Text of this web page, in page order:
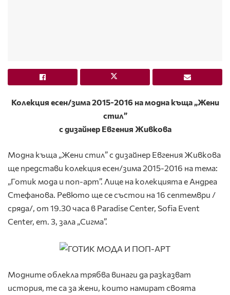
Колекция есен/зима 2015-2016 на модна къща „Жени
стил”
с дизайнер Евгения Живкова
Модна къща „Жени стил” с дизайнер Евгения Живкова
ще представи колекция есен/зима 2015-2016 на тема:
„Готик мода и поп-арт”. Лице на колекцията е Андреа
Стефанова. Ревюто ще се състои на 16 септември /
сряда/, от 19.30 часа в Paradise Center, Sofia Event
Center, ет. 3, зала „Сигма”.
Модните облекла трябва винаги да разказват
история, те са за жени, които намират своята